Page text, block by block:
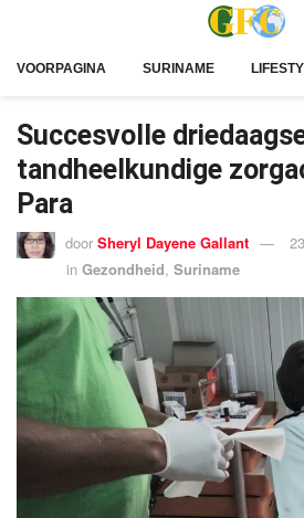
VOORPAGINA SURINAME
Succesvolle
tandheelkundige
Para
door Sheryl Dayene Gallant
in Gezondheid, Suriname